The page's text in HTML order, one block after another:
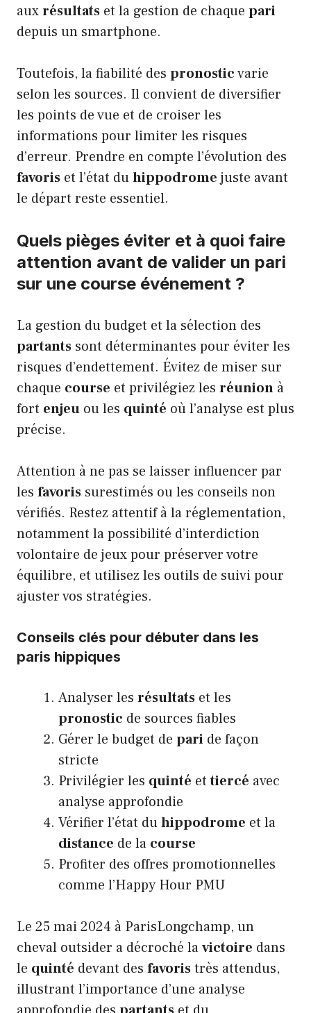
auxrésultats et la gestion de chaque pari
depuis un smartphone.
Toutefois, la fiabilité des pronosticvarie
selon les sources. Il convient de diversifier
les points de vue et de croiser les
informations pour limiter les risques
d’erreur. Prendre en compte l’évolution des
favoris et l’état duhippodrome juste avant
le départ reste essentiel.
Quels pièges éviter et à quoi faire
attention avant de valider un pari
sur une course événement ?
La gestion du budget et la sélection des
partants sont déterminantes pour éviter les
risques d’endettement. Évitez de miser sur
chaque course et privilégiez les réunion à
fort enjeu ou les quinté où l’analyse est plus
précise.
Attention à ne pas se laisser influencer par
les favoris surestimés ou les conseils non
vérifiés. Restez attentif à la réglementation,
notamment la possibilité d’interdiction
volontaire de jeux pour préserver votre
équilibre, et utilisez les outils de suivi pour
ajuster vos stratégies.
Conseils clés pour débuter dans les
paris hippiques
Analyser les résultats et les
pronostic de sources fiables
Gérer le budget de pari de façon
stricte
Privilégier les quinté ettiercé avec
analyse approfondie
Vérifier l’état duhippodrome et la
distance de la course
Profiter des offres promotionnelles
comme l’Happy Hour PMU
Le 25 mai 2024 à ParisLongchamp, un
cheval outsider a décroché lavictoire dans
le quinté devant des favoristrès attendus,
illustrant l’importance d’une analyse